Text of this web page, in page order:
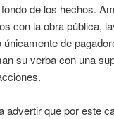
de los hechos.
con la obra pública,
de
su verba con una
advertir que por este